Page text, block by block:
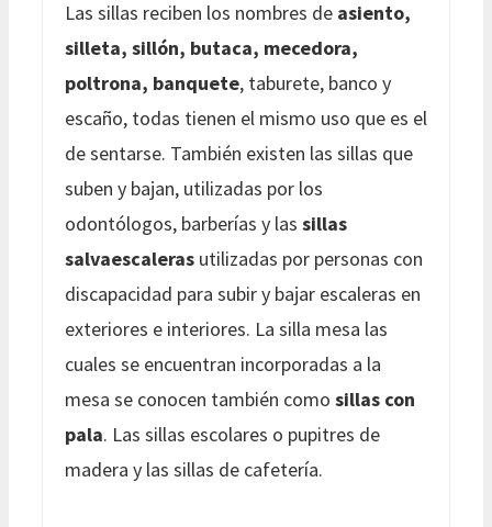
Las sillas reciben los nombres de asiento,
silleta, sillón, butaca, mecedora,
poltrona, banquete, taburete, banco y
escaño, todas tienen el mismo uso que es el
de sentarse. También existen las sillas que
suben y bajan, utilizadas por los
odontólogos, barberías y las sillas
salvaescaleras utilizadas por personas con
discapacidad para subir y bajar escaleras en
exteriores e interiores. La silla mesa las
cuales se encuentran incorporadas a la
mesa se conocen también como sillas con
pala. Las sillas escolares o pupitres de
madera y las sillas de cafetería.